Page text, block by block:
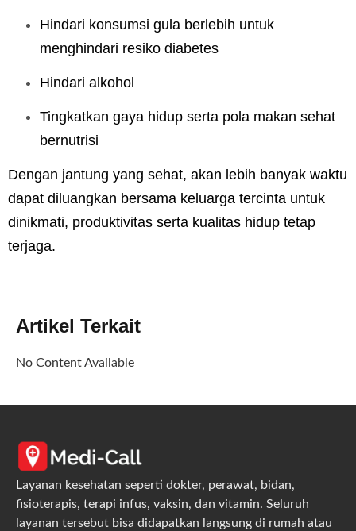
Hindari konsumsi gula berlebih untuk
menghindari resiko diabetes
Hindari alkohol
Tingkatkan gaya hidup serta pola makan sehat
bernutrisi
Dengan jantung yang sehat, akan lebih banyak waktu
dapat diluangkan bersama keluarga tercinta untuk
dinikmati, produktivitas serta kualitas hidup tetap
terjaga.
Artikel Terkait
No Content Available
Layanan kesehatan seperti dokter, perawat, bidan,
fisioterapis, terapi infus, vaksin, dan vitamin. Seluruh
layanan tersebut bisa didapatkan langsung di rumah atau